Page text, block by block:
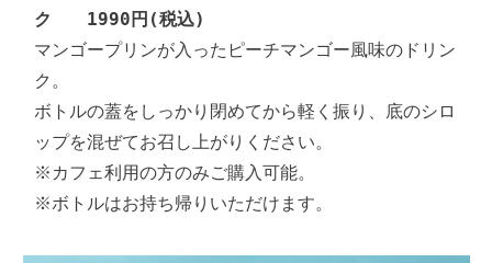
ク　　1990円(税込)
マンゴープリンが入ったピーチマンゴー風味のドリン
ク。
ボトルの蓋をしっかり閉めてから軽く振り、底のシロ
ップを混ぜてお召し上がりください。
※カフェ利用の方のみご購入可能。
※ボトルはお持ち帰りいただけます。